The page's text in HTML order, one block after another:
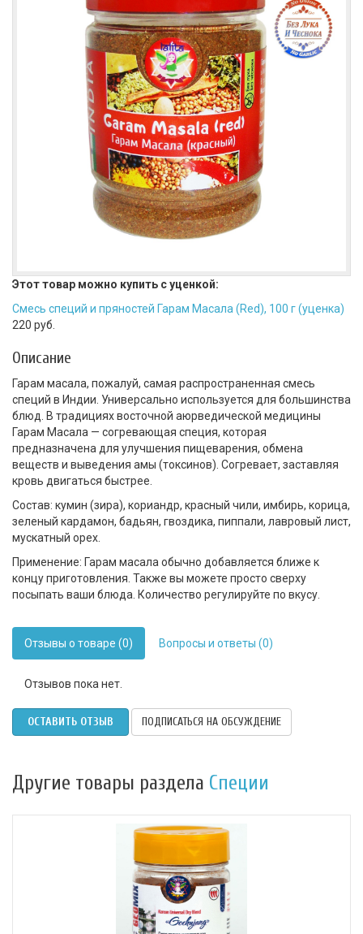
Этот товар можно купить с уценкой:
Смесь специй и пряностей Гарам Масала (Red), 100 г (уценка)
220 руб.
Описание
Гарам масала, пожалуй, самая распространенная смесь
специй в Индии. Универсально используется для большинства
блюд. В традициях восточной аюрведической медицины
Гарам Масала — согревающая специя, которая
предназначена для улучшения пищеварения, обмена
веществ и выведения амы (токсинов). Согревает, заставляя
кровь двигаться быстрее.
Состав: кумин (зира), кориандр, красный чили, имбирь, корица,
зеленый кардамон, бадьян, гвоздика, пиппали, лавровый лист,
мускатный орех.
Применение: Гарам масала обычно добавляется ближе к
концу приготовления. Также вы можете просто сверху
посыпать ваши блюда. Количество регулируйте по вкусу.
Отзывы о товаре (0) Вопросы и ответы (0)
Отзывов пока нет.
ОСТАВИТЬ ОТЗЫВ ПОДПИСАТЬСЯ НА ОБСУЖДЕНИЕ
Другие товары раздела Специи